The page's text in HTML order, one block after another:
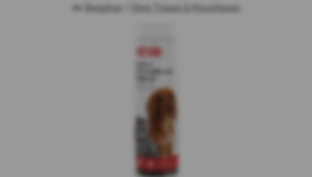
de Beaphar Stop Tiques & Moustiques